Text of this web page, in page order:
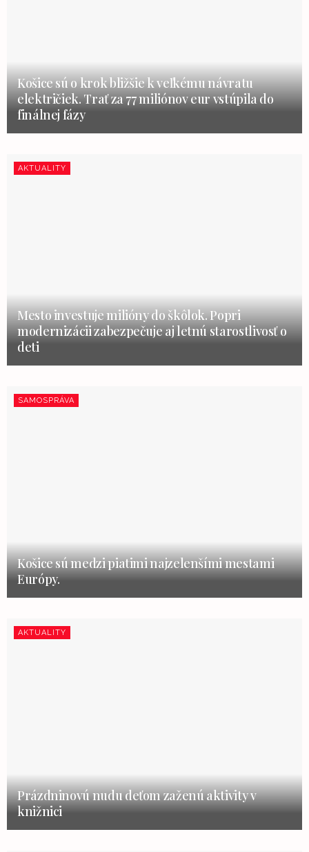
Košice sú o krok bližšie k veľkému návratu
električiek. Trať za 77 miliónov eur vstúpila do
finálnej fázy
AKTUALITY
Mesto investuje milióny do škôlok. Popri
modernizácii zabezpečuje aj letnú starostlivosť o
deti
SAMOSPRÁVA
Košice sú medzi piatimi najzelenšími mestami
Európy.
AKTUALITY
Prázdninovú nudu deťom zaženú aktivity v
knižnici